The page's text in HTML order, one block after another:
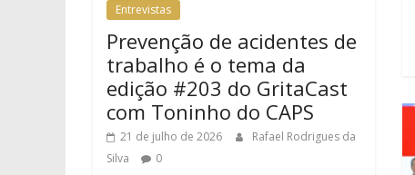
Entrevistas
Prevenção de acidentes de
trabalho é o tema da
edição #203 do GritaCast
com Toninho do CAPS
21 de julho de 2026
Rafael Rodrigues da
Silva
0